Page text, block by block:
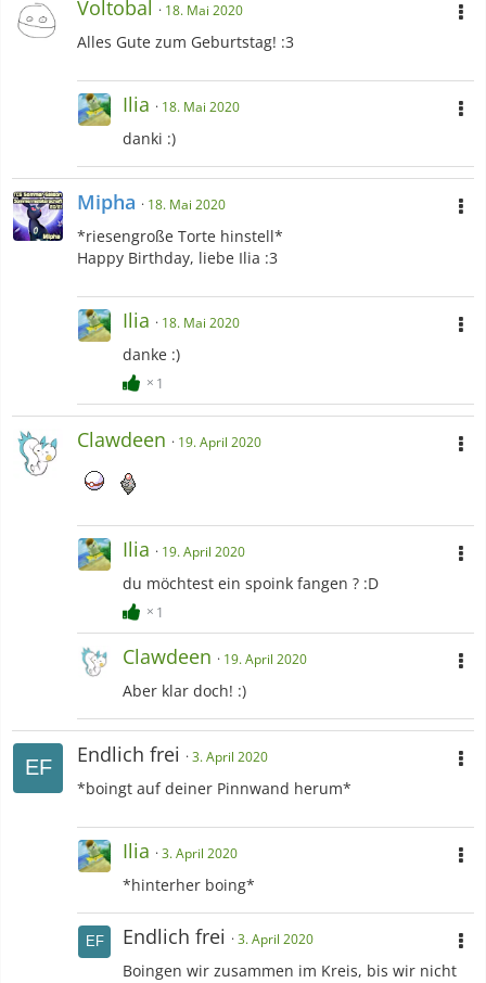
Voltobal 18. Mai 2020
Alles Gute zum Geburtstag! :3
Ilia 18. Mai 2020
danki :)
Mipha 18. Mai 2020
*riesengroße Torte hinstell*
Happy Birthday, liebe Ilia :3
Ilia 18. Mai 2020
danke :)
1
Clawdeen 19. April 2020
Ilia 19. April 2020
du möchtest ein spoink fangen ? :D
1
Clawdeen 19. April 2020
Aber klar doch! :)
Endlich frei 3. April 2020
*boingt auf deiner Pinnwand herum*
Ilia 3. April 2020
*hinterher boing*
Endlich frei 3. April 2020
Boingen wir zusammen im Kreis, bis wir nicht